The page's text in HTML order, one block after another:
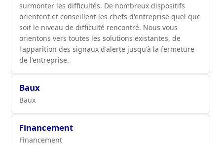
surmonter les difficultés. De nombreux dispositifs
orientent et conseillent les chefs d'entreprise quel que
soit le niveau de difficulté rencontré. Nous vous
orientons vers toutes les solutions existantes, de
l'apparition des signaux d'alerte jusqu'à la fermeture
de l'entreprise.
Baux
Baux
Financement
Financement